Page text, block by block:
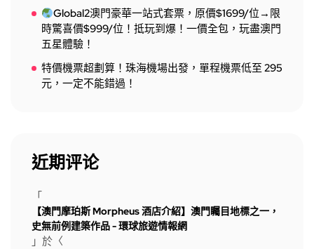
Global2澳門豪華一站式套票，原價$1699/位→限
時驚喜價$999/位！抵玩到爆！一價全包，玩盡澳門
五星體驗！
特價機票超劃算！珠海機場出發，單程機票低至 295
元，一定不能錯過！
近期评论
「
【澳門摩珀斯 Morpheus 酒店介紹】澳門矚目地標之一，
史無前例建築作品 - 環球旅遊情報網
」於〈